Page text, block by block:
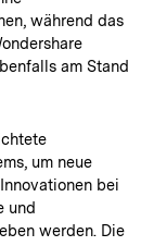
während das
am Stand
um neue
bei
und
werden. Die